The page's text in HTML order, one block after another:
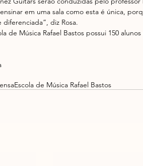
em uma sala como esta é única,
diz Rosa.
de Música Rafael Bastos possui 150
Escola de Música Rafael Bastos